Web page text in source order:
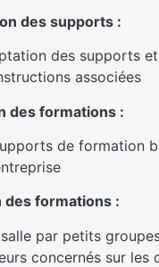
des supports :
des supports
associées
des formations :
de formation
des formations :
par petits
concernés sur les